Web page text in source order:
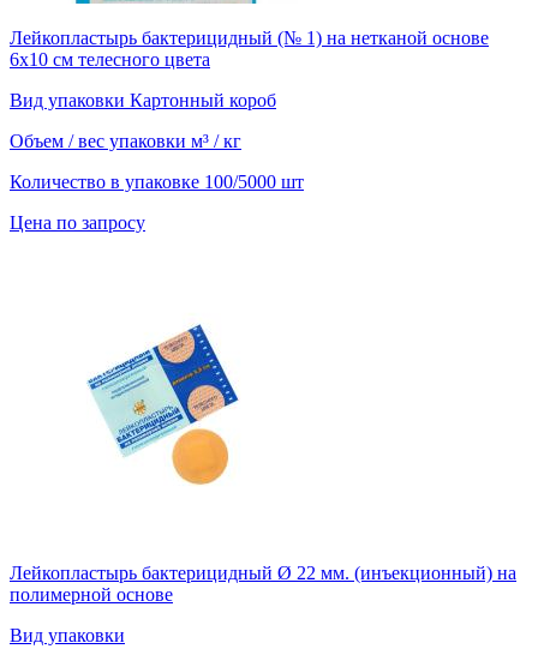
Лейкопластырь бактерицидный (№ 1) на нетканой основе
6х10 см телесного цвета
Вид упаковки Картонный короб
Объем / вес упаковки м³ / кг
Количество в упаковке 100/5000 шт
Цена по запросу
Лейкопластырь бактерицидный Ø 22 мм. (инъекционный) на
полимерной основе
Вид упаковки